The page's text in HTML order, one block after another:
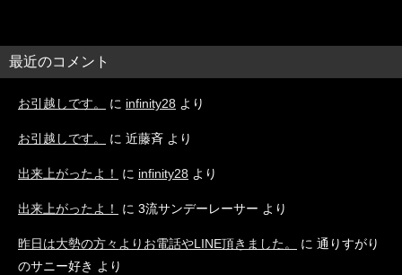
最近のコメント
お引越しです。 に infinity28 より
お引越しです。 に 近藤斉 より
出来上がったよ！ に infinity28 より
出来上がったよ！ に 3流サンデーレーサー より
昨日は大勢の方々よりお電話やLINE頂きました。 に 通りすがり
のサニー好き より